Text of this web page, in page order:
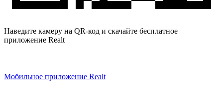
Наведите камеру на QR-код и скачайте бесплатное
приложение Realt
Мобильное приложение Realt